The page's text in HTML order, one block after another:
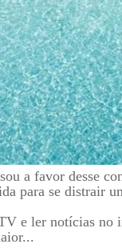
a favor desse
para se distrair
e ler notícias no